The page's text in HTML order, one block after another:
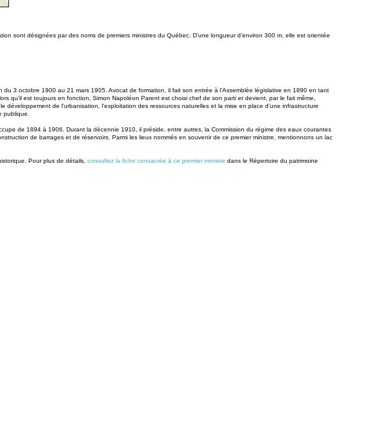
sont désignées par des noms de premiers ministres du Québec. D’une longueur d’environ 300 m, elle est orientée
3 octobre 1900 au 21 mars 1905. Avocat de formation, il fait son entrée à l'Assemblée législative en 1890 en tant
qu'il est toujours en fonction, Simon Napoléon Parent est choisi chef de son parti et devient, par le fait même,
de l'urbanisation, l'exploitation des ressources naturelles et la mise en place d'une infrastructure
publique.
de 1894 à 1906. Durant la décennie 1910, il préside, entre autres, la Commission du régime des eaux courantes
de barrages et de réservoirs. Parmi les lieux nommés en souvenir de ce premier ministre, mentionnons un lac
Pour plus de détails, consultez la fiche consacrée à ce premier ministre dans le Répertoire du patrimoine